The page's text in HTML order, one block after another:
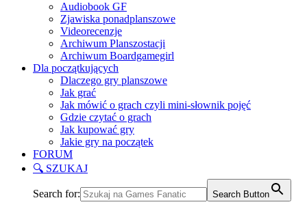
Audiobook GF
Zjawiska ponadplanszowe
Videorecenzje
Archiwum Planszostacji
Archiwum Boardgamegirl
Dla początkujących
Dlaczego gry planszowe
Jak grać
Jak mówić o grach czyli mini-słownik pojęć
Gdzie czytać o grach
Jak kupować gry
Jakie gry na początek
FORUM
🔍 SZUKAJ
Search for: Search Button